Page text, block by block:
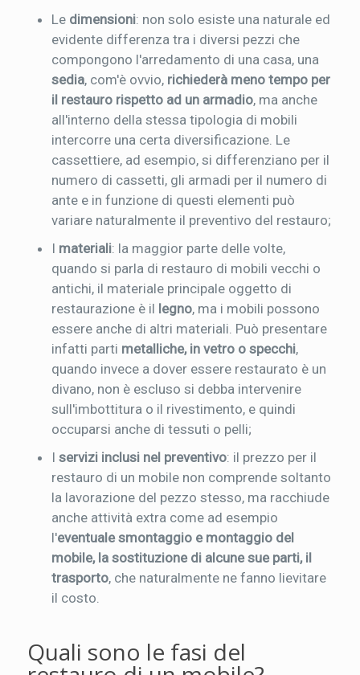
Le dimensioni: non solo esiste una naturale ed
evidente differenza tra i diversi pezzi che
compongono l'arredamento di una casa, una
sedia, com'è ovvio, richiederà meno tempo per
il restauro rispetto ad un armadio, ma anche
all'interno della stessa tipologia di mobili
intercorre una certa diversificazione. Le
cassettiere, ad esempio, si differenziano per il
numero di cassetti, gli armadi per il numero di
ante e in funzione di questi elementi può
variare naturalmente il preventivo del restauro;
I materiali: la maggior parte delle volte,
quando si parla di restauro di mobili vecchi o
antichi, il materiale principale oggetto di
restaurazione è il legno, ma i mobili possono
essere anche di altri materiali. Può presentare
infatti parti metalliche, in vetro o specchi,
quando invece a dover essere restaurato è un
divano, non è escluso si debba intervenire
sull'imbottitura o il rivestimento, e quindi
occuparsi anche di tessuti o pelli;
I servizi inclusi nel preventivo: il prezzo per il
restauro di un mobile non comprende soltanto
la lavorazione del pezzo stesso, ma racchiude
anche attività extra come ad esempio
l'eventuale smontaggio e montaggio del
mobile, la sostituzione di alcune sue parti, il
trasporto, che naturalmente ne fanno lievitare
il costo.
Quali sono le fasi del